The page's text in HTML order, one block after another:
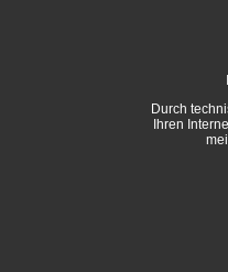
Durch
Ihren